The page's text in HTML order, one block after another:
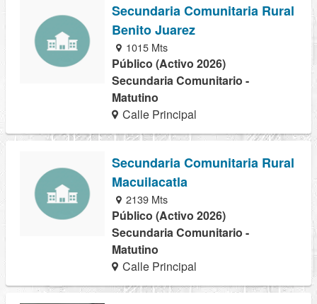
Secundaria Comunitaria Rural
Benito Juarez
1015 Mts
Público (Activo 2026)
Secundaria Comunitario -
Matutino
Calle Principal
Secundaria Comunitaria Rural
Macuilacatla
2139 Mts
Público (Activo 2026)
Secundaria Comunitario -
Matutino
Calle Principal